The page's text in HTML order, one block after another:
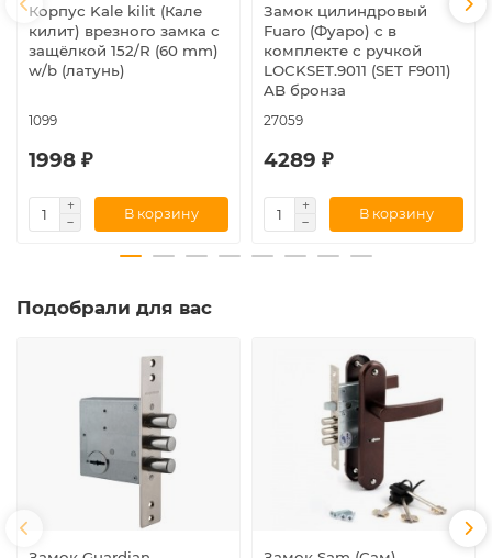
Корпус Kale kilit (Кале
килит) врезного замка с
защёлкой 152/R (60 mm)
w/b (латунь)
1099
1998 ₽
В корзину
Замок цилиндровый
Fuaro (Фуаро) с в
комплекте с ручкой
LOCKSET.9011 (SET F9011)
AB бронза
27059
4289 ₽
В корзину
Подобрали для вас